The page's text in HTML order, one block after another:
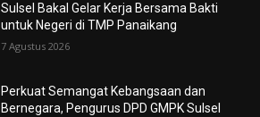
Sulsel Bakal Gelar Kerja Bersama Bakti
untuk Negeri di TMP Panaikang
7 Agustus 2026
Perkuat Semangat Kebangsaan dan
Bernegara, Pengurus DPD GMPK Sulsel